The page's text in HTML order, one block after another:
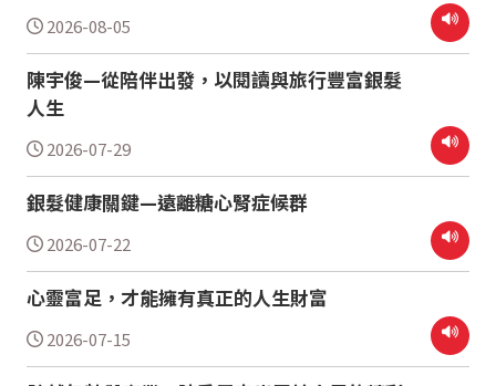
2026-08-05
陳宇俊—從陪伴出發，以閱讀與旅行豐富銀髮
人生
2026-07-29
銀髮健康關鍵—遠離糖心腎症候群
2026-07-22
心靈富足，才能擁有真正的人生財富
2026-07-15